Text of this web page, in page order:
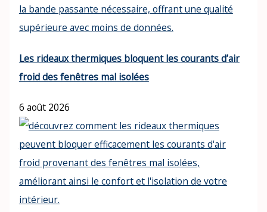
Les rideaux thermiques bloquent les courants d’air
froid des fenêtres mal isolées
6 août 2026